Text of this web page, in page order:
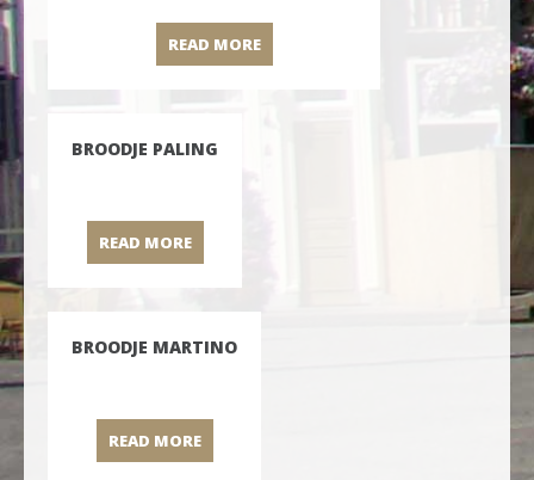
READ MOREBROODJE HOLLANDSE GARNALEN
BROODJE PALING
READ MOREBROODJE PALING
BROODJE MARTINO
READ MOREBROODJE MARTINO